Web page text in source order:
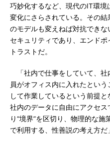
巧妙化するなど、現代のIT環境
変化にさらされている。その結
のモデルも変えねば対抗でき
セキュリティであり、エンド
トラストだ。
「社内で仕事をしていて、社
員がオフィス内に入れたとい
して作業しているという前提
社内のデータに自由にアクセ
り“境界”を区切り、物理的な
で利用する、性善説の考え方だ